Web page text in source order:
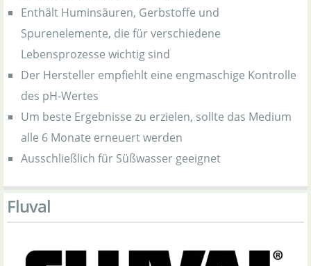
Enthält Huminsäuren, Gerbstoffe und
Spurenelemente, die für verschiedene
Lebensprozesse wichtig sind
Der Hersteller empfiehlt eine engmaschige Kontrolle
des pH-Wertes
Um beste Ergebnisse zu erzielen, sollte das Medium
alle 6 Monate erneuert werden
Ausschließlich für Süßwasser geeignet
Fluval